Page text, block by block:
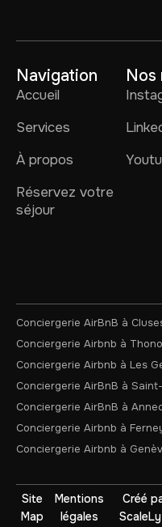
Navigation
Accueil
Services
À propos
Réservez votre
séjour
Nos
Conciergerie AirBnB à
Conciergerie Airbnb à
Conciergerie Airbnb à Les
Conciergerie AirBnB à
Conciergerie AirBnB à
Conciergerie Airbnb à
Conciergerie Airbnb à
Site
Map
Mentions
légales
Créé